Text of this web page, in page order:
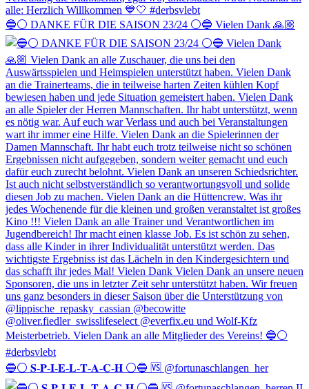
🔵⚪️ DANKE FÜR DIE SAISON 23/24 ⚪️🔵 Vielen Dank 🙏🏼
🔵⚪️ 𝐒-𝐏-𝐈-𝐄-𝐋-𝐓-𝐀-𝐂-𝐇 ⚪️🔵 🆚 @fortunaschlangen_her